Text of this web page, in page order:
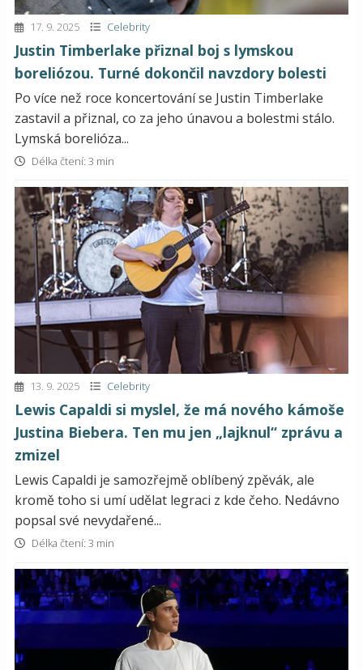
17. 9. 2025 Celebrity
Justin Timberlake přiznal boj s lymskou
boreliózou. Turné dokončil navzdory bolesti
Po více než roce koncertování se Justin Timberlake
zastavil a přiznal, co za jeho únavou a bolestmi stálo.
Lymská borelióza...
Délka čtení: 3 min
13. 9. 2025 Celebrity
Lewis Capaldi si myslel, že má nového kámoše
Justina Biebera. Ten mu jen „lajknul“ zprávu a
zmizel
Lewis Capaldi je samozřejmě oblíbený zpěvák, ale
kromě toho si umí udělat legraci z kde čeho. Nedávno
popsal své nevydařené...
Délka čtení: 3 min